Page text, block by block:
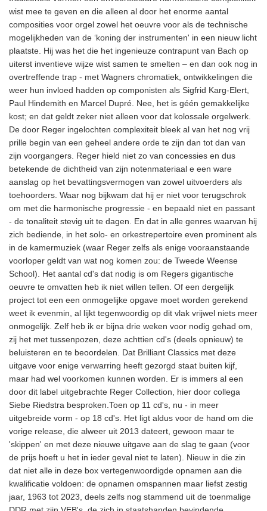
wist mee te geven en die alleen al door het enorme aantal
composities voor orgel zowel het oeuvre voor als de technische
mogelijkheden van de ‘koning der instrumenten' in een nieuw licht
plaatste. Hij was het die het ingenieuze contrapunt van Bach op
uiterst inventieve wijze wist samen te smelten – en dan ook nog in
overtreffende trap - met Wagners chromatiek, ontwikkelingen die
weer hun invloed hadden op componisten als Sigfrid Karg-Elert,
Paul Hindemith en Marcel Dupré. Nee, het is géén gemakkelijke
kost; en dat geldt zeker niet alleen voor dat kolossale orgelwerk.
De door Reger ingelochten complexiteit bleek al van het nog vrij
prille begin van een geheel andere orde te zijn dan tot dan van
zijn voorgangers. Reger hield niet zo van concessies en dus
betekende de dichtheid van zijn notenmateriaal e een ware
aanslag op het bevattingsvermogen van zowel uitvoerders als
toehoorders. Waar nog bijkwam dat hij er niet voor terugschrok
om met die harmonische progressie - en bepaald niet en passant
- de tonaliteit stevig uit te dagen. En dat in alle genres waarvan hij
zich bediende, in het solo- en orkestrepertoire even prominent als
in de kamermuziek (waar Reger zelfs als enige vooraanstaande
voorloper geldt van wat nog komen zou: de Tweede Weense
School). Het aantal cd's dat nodig is om Regers gigantische
oeuvre te omvatten heb ik niet willen tellen. Of een dergelijk
project tot een een onmogelijke opgave moet worden gerekend
weet ik evenmin, al lijkt tegenwoordig op dit vlak vrijwel niets meer
onmogelijk. Zelf heb ik er bijna drie weken voor nodig gehad om,
zij het met tussenpozen, deze achttien cd's (deels opnieuw) te
beluisteren en te beoordelen. Dat Brilliant Classics met deze
uitgave voor enige verwarring heeft gezorgd staat buiten kijf,
maar had wel voorkomen kunnen worden. Er is immers al een
door dit label uitgebrachte Reger Collection, hier door collega
Siebe Riedstra besproken.Toen op 11 cd's, nu - in meer
uitgebreide vorm - op 18 cd's. Het ligt aldus voor de hand om die
vorige release, die alweer uit 2013 dateert, gewoon maar te
'skippen' en met deze nieuwe uitgave aan de slag te gaan (voor
de prijs hoeft u het in ieder geval niet te laten). Nieuw in die zin
dat niet alle in deze box vertegenwoordigde opnamen aan die
kwalificatie voldoen: de opnamen omspannen maar liefst zestig
jaar, 1963 tot 2023, deels zelfs nog stammend uit de toenmalige